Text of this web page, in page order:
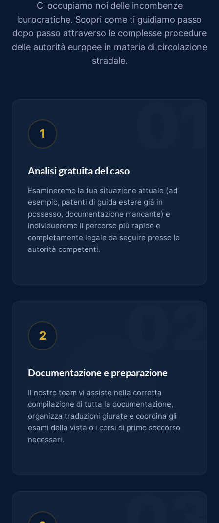
Ci occupiamo noi delle incombenze
burocratiche. Scopri come ti guidiamo passo
dopo passo attraverso le complesse procedure
delle autorità europee in materia di circolazione
stradale.
1
Analisi gratuita del caso
Esamineremo la tua situazione attuale (ad
esempio, patenti di guida estere già in
possesso, documentazione mancante) e
individueremo il percorso più rapido e
completamente legale da seguire presso le
autorità competenti.
2
Documentazione e preparazione
Il nostro team vi assiste nella corretta
compilazione di tutta la documentazione,
organizza traduzioni giurate e coordina gli
esami della vista o i corsi di primo soccorso
necessari.